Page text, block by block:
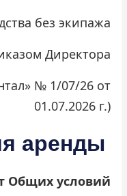
без экипажа
Директора
№ 1/07/26 от
01.07.2026 г.)
аренды
Общих условий